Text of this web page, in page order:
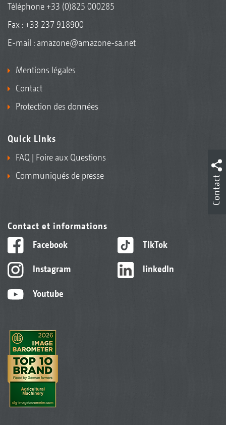
Téléphone+33 (0)825 000285
Fax : +33 237 918900
E-mail : amazone@amazone-sa.net
Mentions légales
Contact
Protection des données
Quick Links
FAQ | Foire aux Questions
Communiqués de presse
Contact et informations
Facebook
Instagram
Youtube
TikTok
linkedIn
Contact